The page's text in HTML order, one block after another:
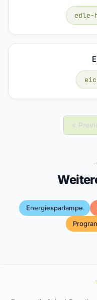
edle-
«
Energiesparlampe